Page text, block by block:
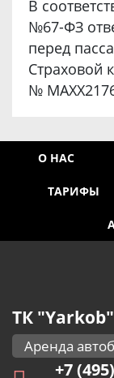
В
№67-ФЗ
перед
Страховой
№
О НАС
ТАРИФЫ
ТК "Yarkob"
Аренда
+7